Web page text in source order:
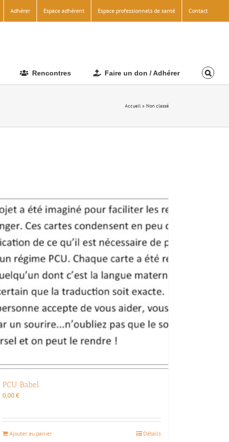
Adhérer Espace adhérent Espace professionnels de santé Contact
Rencontres Faire un don / Adhérer
Accueil » Non classé
PCU Babel
0,00€
Ajouter au panier Détails